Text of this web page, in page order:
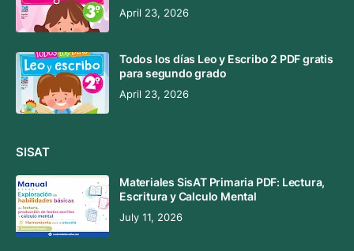
April 23, 2026
Todos los días Leo y Escribo 2 PDF gratis
para segundo grado
April 23, 2026
SISAT
Materiales SisAT Primaria PDF: Lectura,
Escritura y Calculo Mental
July 11, 2026